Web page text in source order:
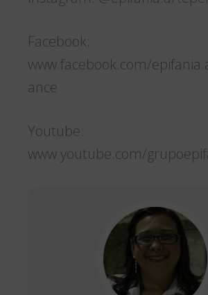
Facebook:
www.facebook.com/
ance
Youtube:
www.youtube.com/